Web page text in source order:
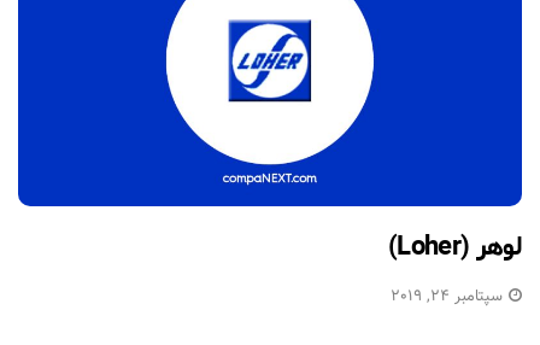
لوهر (Loher)
سپتامبر 24, 2019